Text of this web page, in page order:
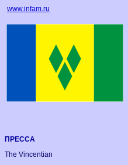
www.infam.ru
ПРЕССА
The Vincentian